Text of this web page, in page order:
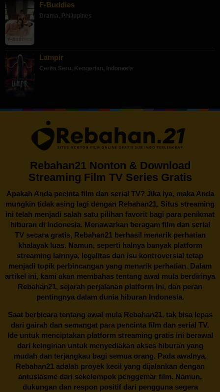
F-Buddies
Drama, Philippines
Lampir
Cerita Seru, Kengerian, Indonesia
Rebahan21 Nonton & Download
Streaming Film TV Series Gratis
Apakah Anda pecinta film dan serial TV? Jika iya, maka Anda
mungkin tidak asing lagi dengan Rebahan21. Situs streaming
ini telah menjadi salah satu pilihan favorit bagi para penikmat
hiburan di Indonesia. Menawarkan beragam film dan serial
TV secara gratis, Rebahan21berhasil menarik perhatian
khalayak luas. Namun, seperti halnya banyak platform
streaming lainnya, legalitas dan isu kontroversial tetap
menjadi topik perbincangan yang menarik perhatian. Dalam
artikel ini, kami akan membahas tentang awal mula berdirinya
Rebahan21, sejarah perjalanan platform ini, dan peran
pentingnya dalam dunia hiburan Indonesia.
Saat berbicara tentang awal mula Rebahan21, tak bisa lepas
dari gairah dan semangat para pencinta film dan serial TV.
Ide untuk menciptakan platform streaming gratis ini berawal
dari keinginan untuk menyediakan akses hiburan yang
mudah dan terjangkau bagi semua orang. Pada awalnya,
Rebahan21 adalah proyek kecil yang dijalankan dengan
antusiasme dari sekelompok penggemar film. Namun,
dukungan dan respon positif dari pengguna segera